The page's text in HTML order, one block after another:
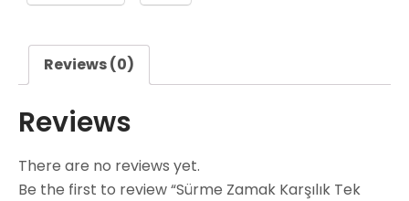
Reviews (0)
Reviews
There are no reviews yet.
Be the first to review “Sürme Zamak Karşılık Tek